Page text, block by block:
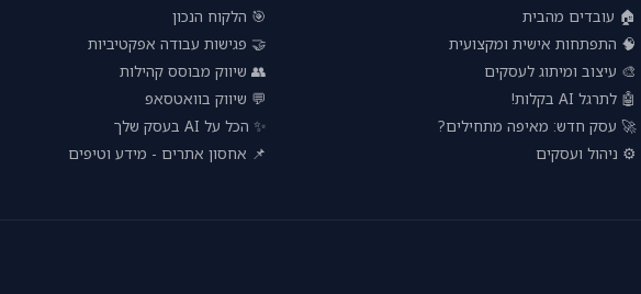
🏠 עובדים מהבית
🧠 התפתחות אישית ומקצועית
🎨 עיצוב ומיתוג לעסקים
🤖 לתרגל AI בקלות!
🚀 עסק חדש: מאיפה מתחילים?
⚙️ ניהול ועסקים
🎯 הלקוח הנכון
🤝 פגישות עבודה אפקטיביות
👥 שיווק מבוסס קהילות
💬 שיווק בוואטסאפ
✨ הכל על AI בעסק שלך
📌 אחסון אתרים - מידע וטיפים